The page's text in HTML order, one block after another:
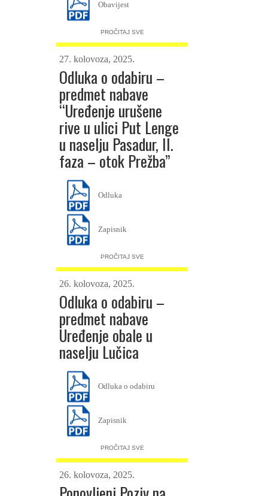
Obavijest
PROČITAJ SVE
27. kolovoza, 2025.
Odluka o odabiru –
predmet nabave
“Uređenje urušene
rive u ulici Put Lenge
u naselju Pasadur, II.
faza – otok Prežba”
Odluka
Zapisnik
PROČITAJ SVE
26. kolovoza, 2025.
Odluka o odabiru –
predmet nabave
Uređenje obale u
naselju Lučica
Odluka o odabiru
Zapisnik
PROČITAJ SVE
26. kolovoza, 2025.